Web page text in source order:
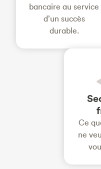
bancaire au service
d’un succès
durable.
Ce
ne